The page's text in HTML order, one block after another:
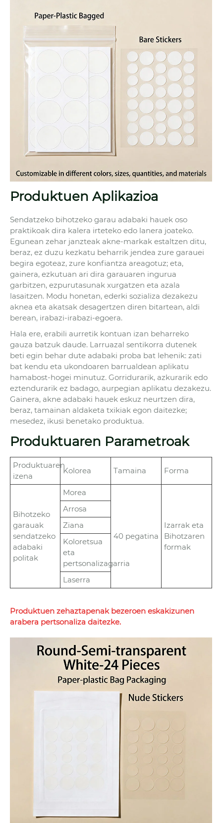
Produktuen Aplikazioa
Sendatzeko bihotzeko garau adabaki hauek oso
praktikoak dira kalera irteteko edo lanera joateko.
Egunean zehar janzteak akne-markak estaltzen ditu,
beraz, ez duzu kezkatu beharrik jendea zure garauei
begira egoteaz, zure konfiantza areagotuz; eta,
gainera, ezkutuan ari dira garauaren ingurua
garbitzen, ezpurutasunak xurgatzen eta azala
lasaitzen. Modu honetan, ederki sozializa dezakezu
aknea eta akatsak desagertzen diren bitartean, aldi
berean, irabazi-irabazi-egoera.
Hala ere, erabili aurretik kontuan izan beharreko
gauza batzuk daude. Larruazal sentikorra dutenek
beti egin behar dute adabaki proba bat lehenik: zati
bat kendu eta ukondoaren barrualdean aplikatu
hamabost-hogei minutuz. Gorridurarik, azkurarik edo
eztendurarik ez badago, aurpegian aplikatu dezakezu.
Gainera, akne adabaki hauek eskuz neurtzen dira,
beraz, tamainan aldaketa txikiak egon daitezke;
mesedez, ikusi benetako produktua.
Produktuaren Parametroak
Produktuaren
izena
Kolorea Tamaina Forma
Bihotzeko
garauak
sendatzeko
adabaki
politak
Morea
40 pegatina
Izarrak eta
Bihotzaren
formak
Arrosa
Ziana
Koloretsua
eta
pertsonalizagarria
Laserra
Produktuen zehaztapenak bezeroen eskakizunen
arabera pertsonaliza daitezke.